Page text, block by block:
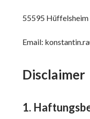
55595 Hüffelsheim
Email:
Disclaimer
1.